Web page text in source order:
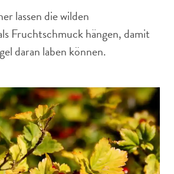
lassen die wilden
Fruchtschmuck hängen, damit
daran laben können.